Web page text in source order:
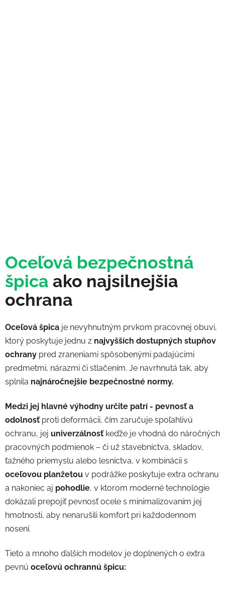
Oceľová bezpečnostná
špica ako najsilnejšia
ochrana
Oceľová špica je nevyhnutným prvkom pracovnej obuvi,
ktorý poskytuje jednu z najvyšších dostupných stupňov
ochrany pred zraneniami spôsobenými padajúcimi
predmetmi, nárazmi či stlačením. Je navrhnutá tak, aby
splnila najnáročnejšie bezpečnostné normy.
Medzi jej hlavné výhodny určite patrí - pevnosť a
odolnosťproti deformácii, čím zaručuje spoľahlivú
ochranu, jej univerzálnosť keďže je vhodná do náročných
pracovných podmienok – či už stavebníctva, skladov,
ťažného priemyslu alebo lesníctva, v kombinácii s
oceľovou planžetou v podrážke poskytuje extra ochranu
a nakoniec aj pohodlie, v ktorom moderné technológie
dokázali prepojiť pevnosť ocele s minimalizovaním jej
hmotnosti, aby nenarušili komfort pri každodennom
nosení.
Tieto a mnoho ďalších modelov je doplnených o extra
pevnú oceľovú ochrannú špicu: